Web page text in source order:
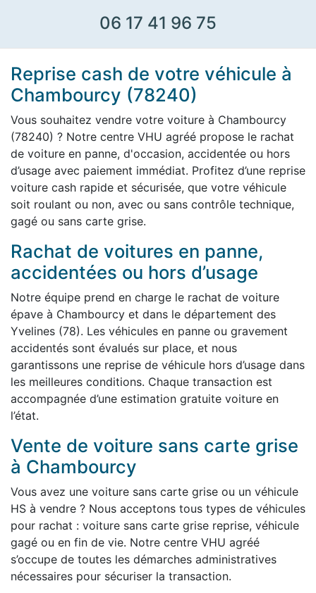
06 17 41 96 75
Reprise cash de votre véhicule à
Chambourcy (78240)
Vous souhaitez vendre votre voiture à Chambourcy
(78240) ? Notre centre VHU agréé propose le rachat
de voiture en panne, d'occasion, accidentée ou hors
d’usage avec paiement immédiat. Profitez d’une reprise
voiture cash rapide et sécurisée, que votre véhicule
soit roulant ou non, avec ou sans contrôle technique,
gagé ou sans carte grise.
Rachat de voitures en panne,
accidentées ou hors d’usage
Notre équipe prend en charge le rachat de voiture
épave à Chambourcy et dans le département des
Yvelines (78). Les véhicules en panne ou gravement
accidentés sont évalués sur place, et nous
garantissons une reprise de véhicule hors d’usage dans
les meilleures conditions. Chaque transaction est
accompagnée d’une estimation gratuite voiture en
l’état.
Vente de voiture sans carte grise
à Chambourcy
Vous avez une voiture sans carte grise ou un véhicule
HS à vendre ? Nous acceptons tous types de véhicules
pour rachat : voiture sans carte grise reprise, véhicule
gagé ou en fin de vie. Notre centre VHU agréé
s’occupe de toutes les démarches administratives
nécessaires pour sécuriser la transaction.